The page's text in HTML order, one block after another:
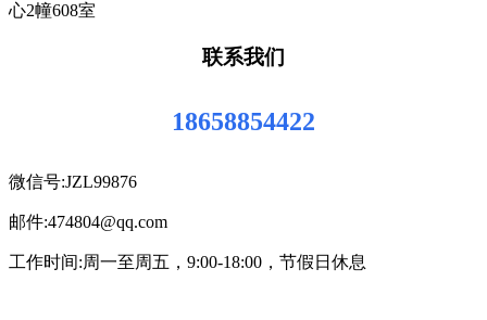
心2幢608室
联系我们
18658854422
微信号:JZL99876
邮件:474804@qq.com
工作时间:周一至周五，9:00-18:00，节假日休息